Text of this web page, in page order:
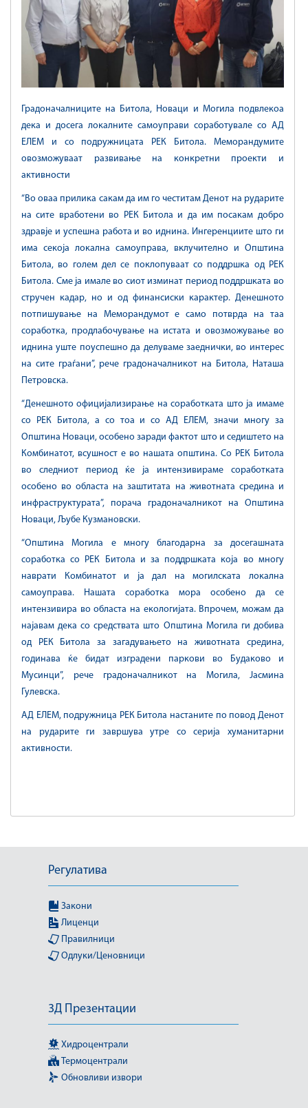
Градоначалниците на Битола, Новаци и Могила подвлекоа
дека и досега локалните самоуправи соработувале со АД
ЕЛЕМ и со подружницата РЕК Битола. Меморандумите
овозможуваат развивање на конкретни проекти и
активности
“Во оваа прилика сакам да им го честитам Денот на рударите
на сите вработени во РЕК Битола и да им посакам добро
здравје и успешна работа и во иднина. Ингеренциите што ги
има секоја локална самоуправа, вклучително и Општина
Битола, во голем дел се поклопуваат со поддршка од РЕК
Битола. Сме ја имале во сиот изминат период поддршката во
стручен кадар, но и од финансиски карактер. Денешното
потпишување на Меморандумот е само потврда на таа
соработка, продлабочување на истата и овозможување во
иднина уште поуспешно да делуваме заеднички, во интерес
на сите граѓани”, рече градоначалникот на Битола, Наташа
Петровска.
“Денешното официјализирање на соработката што ја имаме
со РЕК Битола, а со тоа и со АД ЕЛЕМ, значи многу за
Општина Новаци, особено заради фактот што и седиштето на
Комбинатот, всушност е во нашата општина. Со РЕК Битола
во следниот период ќе ја интензивираме соработката
особено во областа на заштитата на животната средина и
инфраструктурата”, порача градоначалникот на Општина
Новаци, Љубе Кузмановски.
“Општина Могила е многу благодарна за досегашната
соработка со РЕК Битола и за поддршката која во многу
наврати Комбинатот и ја дал на могилската локална
самоуправа. Нашата соработка мора особено да се
интензивира во областа на екологијата. Впрочем, можам да
најавам дека со средствата што Општина Могила ги добива
од РЕК Битола за загадувањето на животната средина,
годинава ќе бидат изградени паркови во Будаково и
Мусинци”, рече градоначалникот на Могила, Јасмина
Гулевска.
АД ЕЛЕМ, подружница РЕК Битола настаните по повод Денот
на рударите ги завршува утре со серија хуманитарни
активности.
Регулатива
Закони
Лиценци
Правилници
Одлуки/Ценовници
3Д Презентации
Хидроцентрали
Термоцентрали
Обновливи извори